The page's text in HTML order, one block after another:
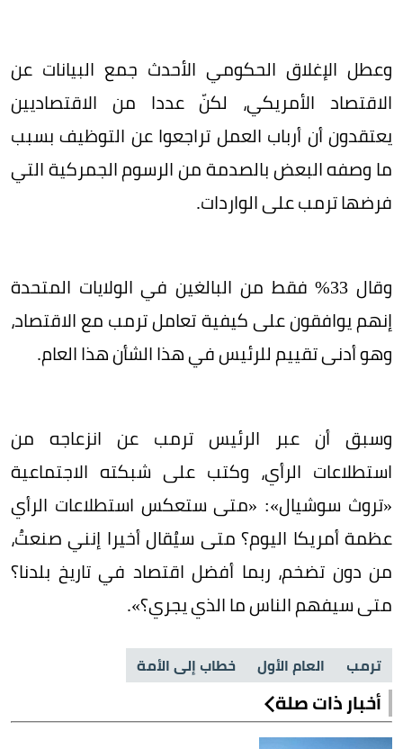
وعطل الإغلاق الحكومي الأحدث جمع البيانات عن
الاقتصاد الأمريكي، لكنّ عددا من الاقتصاديين
يعتقدون أن أرباب العمل تراجعوا عن التوظيف بسبب
ما وصفه البعض بالصدمة من الرسوم الجمركية التي
فرضها ترمب على الواردات.
وقال 33% فقط من البالغين في الولايات المتحدة
إنهم يوافقون على كيفية تعامل ترمب مع الاقتصاد،
وهو أدنى تقييم للرئيس في هذا الشأن هذا العام.
وسبق أن عبر الرئيس ترمب عن انزعاجه من
استطلاعات الرأي، وكتب على شبكته الاجتماعية
«تروث سوشيال»: «متى ستعكس استطلاعات الرأي
عظمة أمريكا اليوم؟ متى سيُقال أخيرا إنني صنعتُ،
من دون تضخم، ربما أفضل اقتصاد في تاريخ بلدنا؟
متى سيفهم الناس ما الذي يجري؟».
ترمب العام الأول خطاب إلى الأمة
أخبار ذات صلة